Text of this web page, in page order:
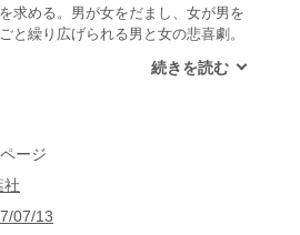
求める。男が女をだまし、女が男を
と繰り広げられる男と女の悲喜劇。
す欲望と本音の物語。
ージ
社
07/13